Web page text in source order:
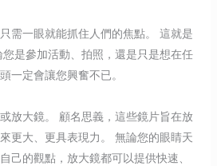
需一眼就能抓住人們的焦點。 這就是
是參加活動、拍照，還是只是想在任
一定會讓您興奮不已。
放大鏡。 顧名思義，這些鏡片旨在放
更大、更具表現力。 無論您的眼睛天
己的觀點，放大鏡都可以提供快速、